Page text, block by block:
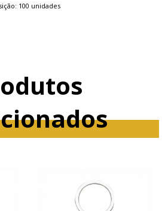
100 unidades